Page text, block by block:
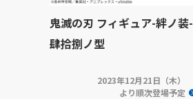
鬼滅の刃 フィギュア-絆ノ装-
肆拾捌ノ型
2023年12月21日（木）
より順次登場予定